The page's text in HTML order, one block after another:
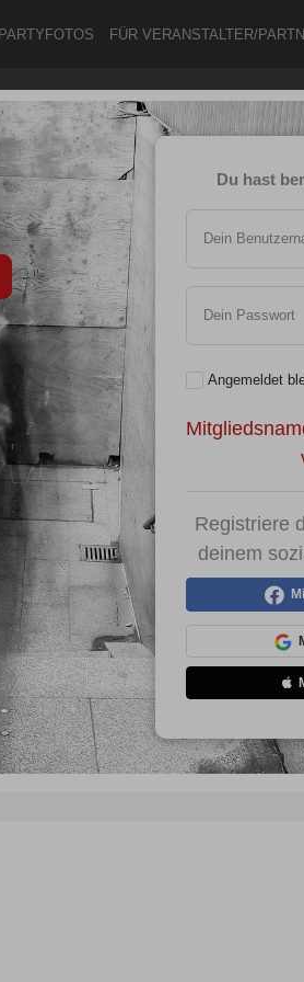
PARTYFOTOS FÜR VERANSTALTER/
Du hast
Dein
Dein Passwort
Angemeldet
Registriere
deinem
ODER
Netzwerk
anmelden
anmelden
anmelden